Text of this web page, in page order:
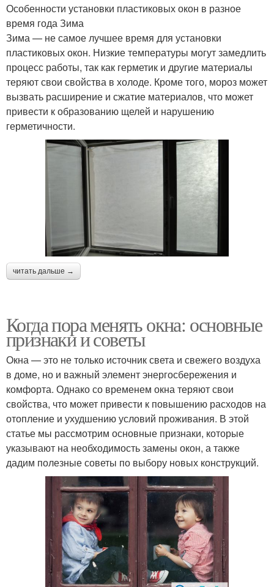
Особенности установки пластиковых окон в разное
время года Зима
Зима — не самое лучшее время для установки
пластиковых окон. Низкие температуры могут замедлить
процесс работы, так как герметик и другие материалы
теряют свои свойства в холоде. Кроме того, мороз может
вызвать расширение и сжатие материалов, что может
привести к образованию щелей и нарушению
герметичности.
читать дальше →
Когда пора менять окна: основные
признаки и советы
Окна — это не только источник света и свежего воздуха
в доме, но и важный элемент энергосбережения и
комфорта. Однако со временем окна теряют свои
свойства, что может привести к повышению расходов на
отопление и ухудшению условий проживания. В этой
статье мы рассмотрим основные признаки, которые
указывают на необходимость замены окон, а также
дадим полезные советы по выбору новых конструкций.